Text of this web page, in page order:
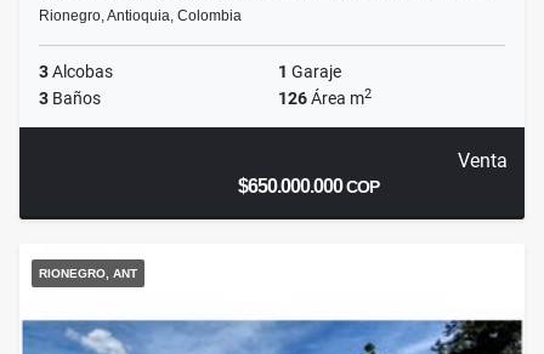
Rionegro, Antioquia, Colombia
3Alcobas 1 Garaje
3 Baños 126Área m2
Venta
$650.000.000COP
RIONEGRO, ANT